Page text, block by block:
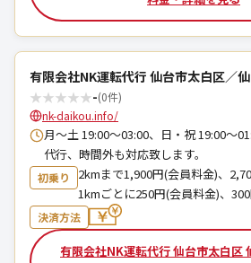
有限会社NK運転代行 仙台市太白区／
★★★★★-(0件)
nk-daikou.info/
月〜土 19:00～03:00、日・祝 19:00～
代行、時間外も対応致します。
初乗り
2kmまで1,900円(会員料金)、
1kmごとに250円(会員料金)、
決済方法
有限会社NK運転代行 仙台市太白区